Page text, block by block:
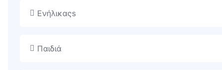
Ενήλικαςs
Παιδιά